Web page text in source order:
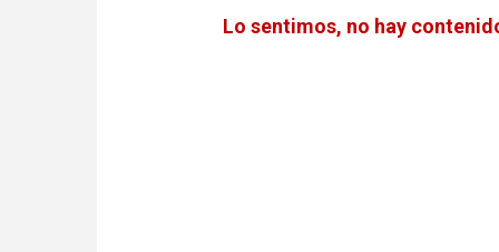
Lo sentimos, no hay